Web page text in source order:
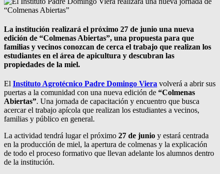
La institución realizará el próximo 27 de junio una nueva
edición de “Colmenas Abiertas”, una propuesta para que
familias y vecinos conozcan de cerca el trabajo que realizan los
estudiantes en el área de apicultura y descubran las
propiedades de la miel.
El Instituto Agrotécnico Padre Domingo Viera volverá a abrir sus
puertas a la comunidad con una nueva edición de “Colmenas
Abiertas”. Una jornada de capacitación y encuentro que busca
acercar el trabajo apícola que realizan los estudiantes a vecinos,
familias y público en general.
La actividad tendrá lugar el próximo 27 de junio y estará centrada
en la producción de miel, la apertura de colmenas y la explicación
de todo el proceso formativo que llevan adelante los alumnos dentro
de la institución.